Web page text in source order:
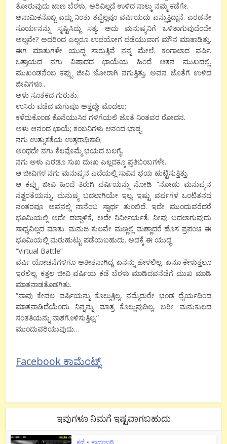
ತೋರುವುದು ಜಾಣ ಬೆರಳು, ಅರಿವಿಲ್ಲದೆ ಉಳಿದ ನಾಲ್ಕು ನಮ್ಮ ಕಡೆಗೇ.
ಅನಾಮಿಕನೊಬ್ಬ ಎದ್ದು ನಿಂತು ತಪ್ಪೆಲ್ಲವೂ ವರ್ಷಿಯದು ಎನ್ನುತ್ತಿದ್ದಾನೆ. ಎರಡನೇ
ಸೂರ್ಯನನ್ನು ಸೃಷ್ಟಿಸಿದ್ದು ಸತ್ಯ. ಅದು ಮನುಷ್ಯನಿಗೆ ಒಳಿತಾಗುವುದೆಂದೇ
ಅಲ್ಲವೇ? ಅದರಿಂದ ಎಲ್ಲರೂ ಉಪಯೋಗ ಪಡೆಯುವಾಗ ಮೌನ ಮಾತಾಡಿತ್ತು.
ಈಗ ಮಾತುಗಳೇ ಯುದ್ಧ ಸಾರುತ್ತಿವೆ ನನ್ನ ಮೇಲೆ. ಕಂಗಾಲಾದ ವರ್ಷಿ.
ಒತ್ತಾಯದ ನಗು ವಿಷಾದದ ಛಾಯೆಯ ಹಿಂದೆ ಆತನ ಮುಖದಲ್ಲಿ.
ಮುಖಂಡನೆಂಬ ಕಪ್ಪು ಜೀವಿ ಜೋರಾಗಿ ನಗುತ್ತಿತ್ತು. ಅವನ ಜೊತೆಗೆ ಉಳಿದ
ಜೀವಿಗಳೂ..
ಅಳು ಸೂತಕದ ಗುರುತು.
ಉಸಿರು ಪಡೆದ ಮಗುವೂ ಅತ್ತದ್ದೇ ಮೊದಲು;
ಕಳೆದುಕೊಂಡ ಕೊನೆಯುಸಿರ ಗಳಿಗೆಯಲಿ ಜೊತೆ ನಿಂತವರ ರೋದನ.
ಅಳು ಆನಂದ ಛಾಯೆ; ಕಂಬನಿಗಳು ಆನಂದ ಭಾಷ್ಪ.
ನಗು ಉತ್ಸುಕತೆಯ ಉತ್ತರಾಧಿಕಾರಿ;
ಅಂಥದೇ ನಗು ಕೆಲವೊಮ್ಮೆ ಭಯದ ಬಲಗೈ.
ನಗು ಅಳು ಎರಡೂ ಸುಖ ದುಃಖ ಎಲ್ಲದಕ್ಕೂ ಪ್ರತಿಬಿಂಬಗಳೇ.
ಆ ಜೀವಿಗಳ ನಗು ಮನುಷ್ಯನ ಎದೆಯಲ್ಲಿ ಸಾವಿನ ಭಯ ಹುಟ್ಟಿಸುತ್ತಿತ್ತು.
ಆ ಕಪ್ಪು ಜೀವಿ ಹಿಂದೆ ತಿರುಗಿ ವರ್ಷಿಯನ್ನು ನೋಡಿ “ನೋಡು ಮನುಷ್ಯನ
ನಶ್ವರತೆಯನ್ನು, ಮನುಷ್ಯ ಬದಲಾಗಿಯೇ ಇಲ್ಲ. ಇಷ್ಟು ವರ್ಷಗಳ ಒಂಟಿತನದ
ನಂತರವೂ ಅವನಲ್ಲಿ ನಾನೆಂಬ ಸ್ವಾರ್ಥ ತುಂಬಿದೆ. ಇದೇ ಮುಂದುವರೆದರೆ
ಭೂಮಿಯಲ್ಲಿ ಅದೇ ದಬ್ಬಾಳಿಕೆ, ಅದೇ ನಿರ್ವೀರ್ಯತೆ. ನೀವು ಬದಲಾಗುವುದು
ಸಾಧ್ಯವಿಲ್ಲದ ಮಾತು. ಮನುಜ ಕುಲವೇ ಮಣ್ಣಲ್ಲಿ ಮಣ್ಣಾದರೆ ಹೊಸ ಪ್ರಪಂಚ ಈ
ಭೂಮಿಯಲ್ಲಿ ಮರುಹುಟ್ಟು ಪಡೆಯಬಹುದು. ಅದಕ್ಕೆ ಈ ಯುದ್ಧ
“Virtual Battle”
ವರ್ಷಿ ಯೋಚನೆಗಳಿಗೂ ಅತೀತನಾಗಿದ್ದ. ಏನನ್ನು ಹೇಳಲಿಲ್ಲ, ಏನೂ ಕೇಳುತ್ತಲೂ
ಇರಲಿಲ್ಲ. ಕತ್ತಲ ಜೀವಿ ವರ್ಷಿಯ ಕಡೆ ಬೆರಳು ಮಾಡಿದವನೆಡೆಗೆ ಮುಖ ಮಾಡಿ
ಮಾತನಾಡತೊಡಗಿತು.
“ನಾವು ಕೇವಲ ವರ್ಷಿಯನ್ನು ಕೊಲ್ಲುತ್ತಿಲ್ಲ, ನಮ್ಮೆದುರೇ ಭಂಡ ಧೈರ್ಯದಿಂದ
ಮಾತನಾಡಿದೆಯೆಂದು ನಿನ್ನನ್ನು ಮಾತ್ರ ಕೊಲ್ಲುವುದಿಲ್ಲ, ಬರೀ ಮನುಕುಲದ
ಸಂತತಿಯನ್ನು ನಾಶಗೊಳಿಸುತ್ತಿಲ್ಲ.”
ಮುಂದುವರಿಯುವುದು…
Facebook ಕಾಮೆಂಟ್ಸ್
ಇವುಗಳೂ ನಿಮಗೆ ಇಷ್ಟವಾಗಬಹುದು
ಕಥೆ • ಕಾದಂಬರಿ